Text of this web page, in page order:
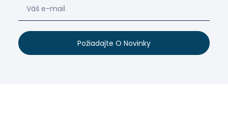
Požiadajte O Novinky